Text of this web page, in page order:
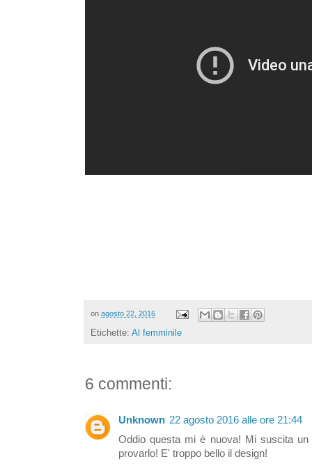
on agosto 22, 2016
Etichette: Al femminile
6 commenti:
Unknown 22 agosto 2016 alle ore 21:44
Oddio questa mi è nuova! Mi suscita
provarlo! E' troppo bello il design!